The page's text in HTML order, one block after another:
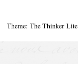
Theme: The Thinker Lite